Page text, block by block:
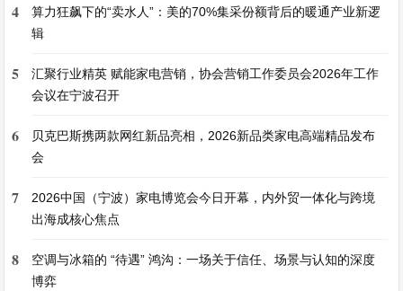
4
算力狂飙下的“卖水人”：美的70%集采份额背后的暖通产业新逻
辑
5
汇聚行业精英 赋能家电营销，协会营销工作委员会2026年工作
会议在宁波召开
6
贝克巴斯携两款网红新品亮相，2026新品类家电高端精品发布
会
7
2026中国（宁波）家电博览会今日开幕，内外贸一体化与跨境
出海成核心焦点
8
空调与冰箱的 “待遇” 鸿沟：一场关于信任、场景与认知的深度
博弈